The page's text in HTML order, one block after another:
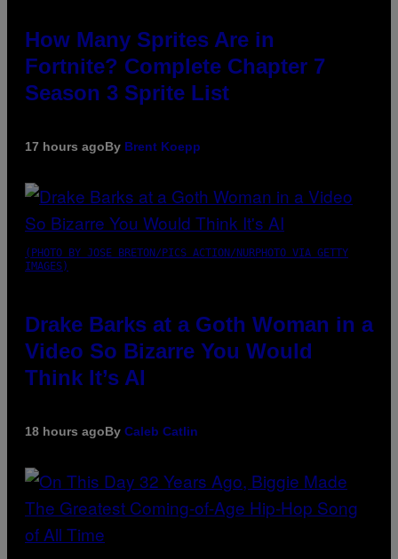
How Many Sprites Are in
Fortnite? Complete Chapter 7
Season 3 Sprite List
17 hours agoBy Brent Koepp
(PHOTO BY JOSE BRETON/PICS ACTION/NURPHOTO VIA GETTY
IMAGES)
Drake Barks at a Goth Woman in a
Video So Bizarre You Would
Think It’s AI
18 hours agoBy Caleb Catlin